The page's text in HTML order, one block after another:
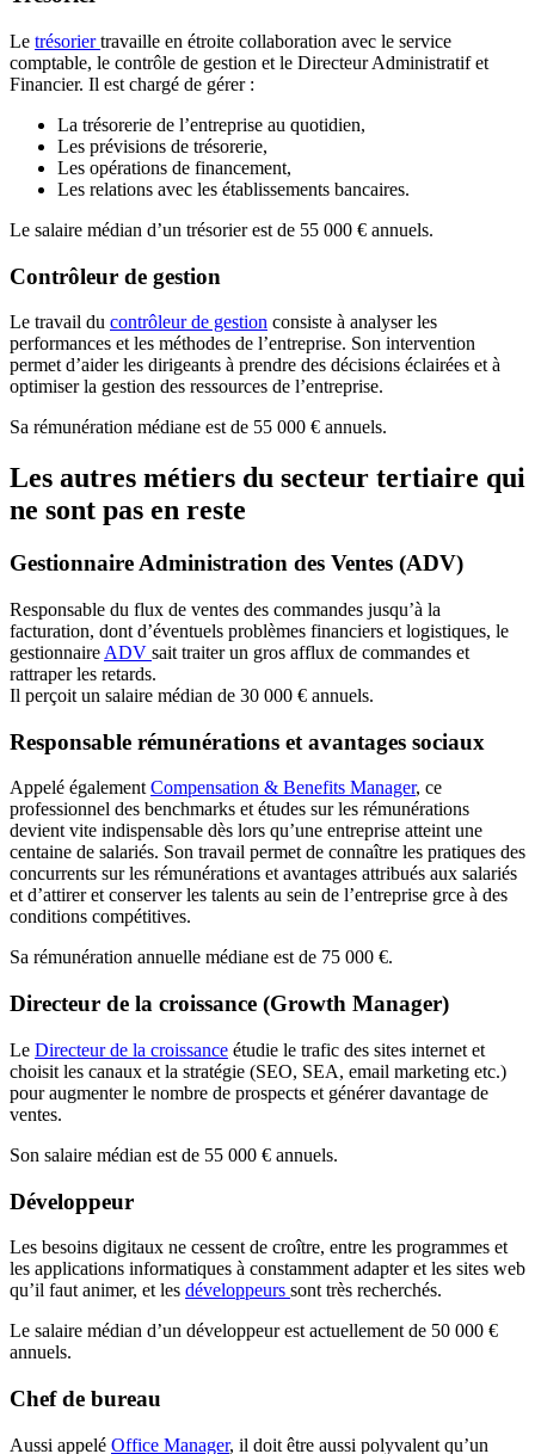
Le trésoriertravaille en étroite collaboration avec le service
comptable, le contrôle de gestion et le Directeur Administratif et
Financier. Il est chargé de gérer :
La trésorerie de l’entreprise au quotidien,
Les prévisions de trésorerie,
Les opérations de financement,
Les relations avec les établissements bancaires.
Le salaire médian d’un trésorier est de 55 000 € annuels.
Contrôleur de gestion
Le travail du contrôleur de gestion consiste à analyser les
performances et les méthodes de l’entreprise. Son intervention
permet d’aider les dirigeants à prendre des décisions éclairées et à
optimiser la gestion des ressources de l’entreprise.
Sa rémunération médiane est de 55 000 € annuels.
Les autres métiers du secteur tertiaire qui
ne sont pas en reste
Gestionnaire Administration des Ventes (ADV)
Responsable du flux de ventes des commandes jusqu’à la
facturation, dont d’éventuels problèmes financiers et logistiques, le
gestionnaire ADV sait traiter un gros afflux de commandes et
rattraper les retards.
Il perçoit un salaire médian de 30 000 € annuels.
Responsable rémunérations et avantages sociaux
Appelé égalementCompensation & Benefits Manager, ce
professionnel des benchmarks et études sur les rémunérations
devient vite indispensable dès lors qu’une entreprise atteint une
centaine de salariés. Son travail permet de connaître les pratiques des
concurrents sur les rémunérations et avantages attribués aux salariés
et d’attirer et conserver les talents au sein de l’entreprise grce à des
conditions compétitives.
Sa rémunération annuelle médiane est de 75 000 €.
Directeur de la croissance (Growth Manager)
Le Directeur de la croissance étudie le trafic des sites internet et
choisit les canaux et la stratégie (SEO, SEA, email marketing etc.)
pour augmenter le nombre de prospects et générer davantage de
ventes.
Son salaire médian est de 55 000 € annuels.
Développeur
Les besoins digitaux ne cessent de croître, entre les programmes et
les applications informatiques à constamment adapter et les sites web
qu’il faut animer, et les développeurs sont très recherchés.
Le salaire médian d’un développeur est actuellement de 50 000 €
annuels.
Chef de bureau
Aussi appelé Office Manager, il doit être aussi polyvalent qu’un